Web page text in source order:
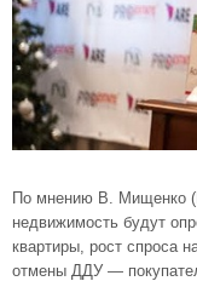
По мнению В. Мищенко
недвижимость будут
квартиры, рост спроса
отмены ДДУ —